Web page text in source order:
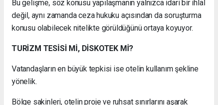
Bu gelişme, söz konusu yapılaşmanın yalnızca idari bir ihlal
değil, aynı zamanda ceza hukuku açısından da soruşturma
konusu olabilecek nitelikte görüldüğünü ortaya koyuyor.
TURİZM TESİSİ Mİ, DİSKOTEK Mİ?
Vatandaşların en büyük tepkisi ise otelin kullanım şekline
yönelik.
Bölge sakinleri, otelin proje ve ruhsat sınırlarını aşarak